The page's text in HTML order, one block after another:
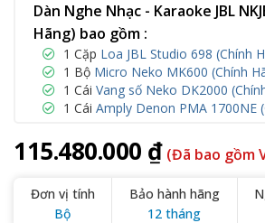
Dàn Nghe Nhạc - Karaoke JBL
Hãng) bao gồm :
1 Cặp Loa JBL Studio 698 (Chính
1 Bộ Micro Neko MK600 (Chính
1 Cái Vang số Neko DK2000
1 Cái Amply Denon PMA 1700NE
115.480.000 ₫ (Đã bao gồm
Đơn vị tính
Bộ
Bảo hành hãng
12 tháng